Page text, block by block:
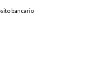
bancario